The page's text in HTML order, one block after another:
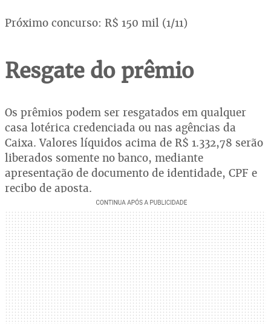
Próximo concurso: R$ 150 mil (1/11)
Resgate do prêmio
Os prêmios podem ser resgatados em qualquer
casa lotérica credenciada ou nas agências da
Caixa. Valores líquidos acima de R$ 1.332,78 serão
liberados somente no banco, mediante
apresentação de documento de identidade, CPF e
recibo de aposta.